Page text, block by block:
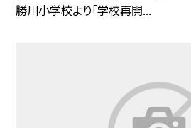
勝川小学校より「学校再開...